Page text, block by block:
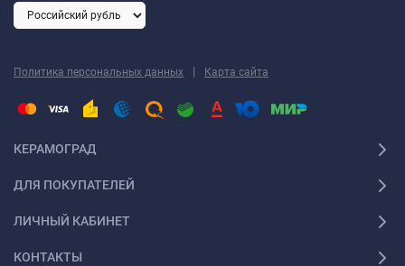
Политика персональных данных | Карта сайта
КЕРАМОГРАД
ДЛЯ ПОКУПАТЕЛЕЙ
ЛИЧНЫЙ КАБИНЕТ
КОНТАКТЫ